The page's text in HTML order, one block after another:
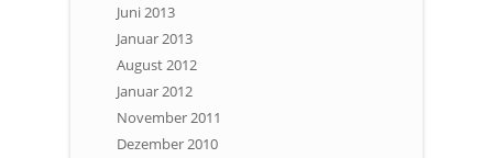
Juni 2013
Januar 2013
August 2012
Januar 2012
November 2011
Dezember 2010